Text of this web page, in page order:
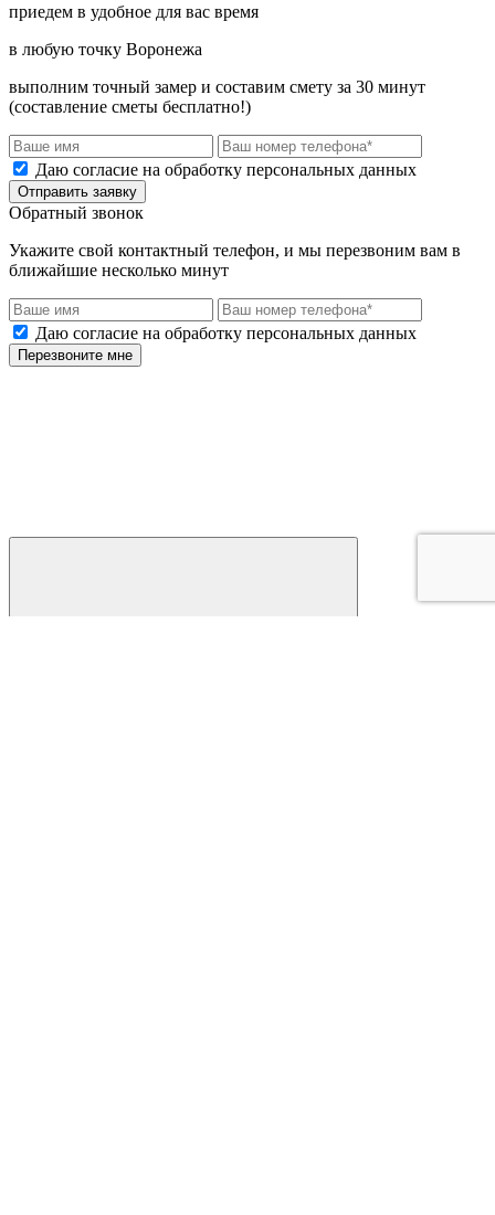
приедем в удобное для вас время
в любую точку Воронежа
выполним точный замер и составим смету за 30 минут
(составление сметы бесплатно!)
Даю согласие на обработку персональных данных
Отправить заявку
Обратный звонок
Укажите свой контактный телефон, и мы перезвоним вам в
ближайшие несколько минут
Даю согласие на обработку персональных данных
Перезвоните мне